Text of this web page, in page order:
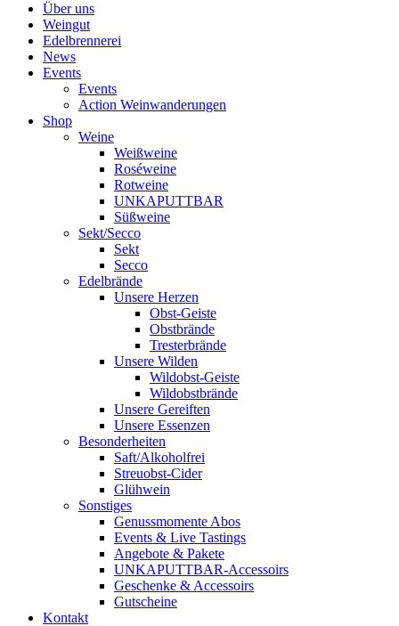
Über uns
Weingut
Edelbrennerei
News
Events
Events
Action Weinwanderungen
Shop
Weine
Weißweine
Roséweine
Rotweine
UNKAPUTTBAR
Süßweine
Sekt/Secco
Sekt
Secco
Edelbrände
Unsere Herzen
Obst-Geiste
Obstbrände
Tresterbrände
Unsere Wilden
Wildobst-Geiste
Wildobstbrände
Unsere Gereiften
Unsere Essenzen
Besonderheiten
Saft/Alkoholfrei
Streuobst-Cider
Glühwein
Sonstiges
Genussmomente Abos
Events & Live Tastings
Angebote & Pakete
UNKAPUTTBAR-Accessoirs
Geschenke & Accessoirs
Gutscheine
Kontakt